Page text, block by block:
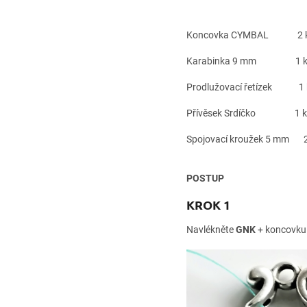
Koncovka CYMBAL 2
Karabinka 9 mm 1
Prodlužovací řetízek 1
Přívěsek Srdíčko 1
Spojovací kroužek 5 mm
POSTUP
KROK 1
NavlékněteGNK+